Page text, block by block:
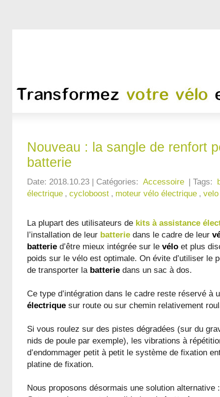
Nouveau : la sangle de renfort
batterie
Date: 2018.10.23 | Catégories: Accessoire | Tags:
électrique , cycloboost , moteur vélo électrique ,
La plupart des utilisateurs de kits à assistance
l’installation de leur batterie dans le cadre de leur
batterie d’être mieux intégrée sur le vélo et plus
poids sur le vélo est optimale. On évite d’utiliser le
de transporter la batterie dans un sac à dos.
Ce type d’intégration dans le cadre reste réservé à
électrique sur route ou sur chemin relativement
Si vous roulez sur des pistes dégradées (sur du
nids de poule par exemple), les vibrations à
d’endommager petit à petit le système de fixation
platine de fixation.
Nous proposons désormais une solution alternative